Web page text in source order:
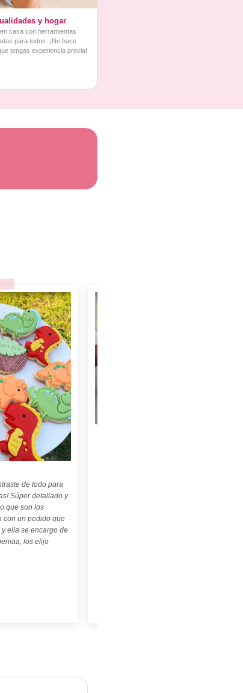
y hogar
casa con herramientas
para todos. ¡No hace
tengas experiencia previa!
de todo para
Súper detallado y
que son los
con un pedido que
ella se encargo de
los elijo